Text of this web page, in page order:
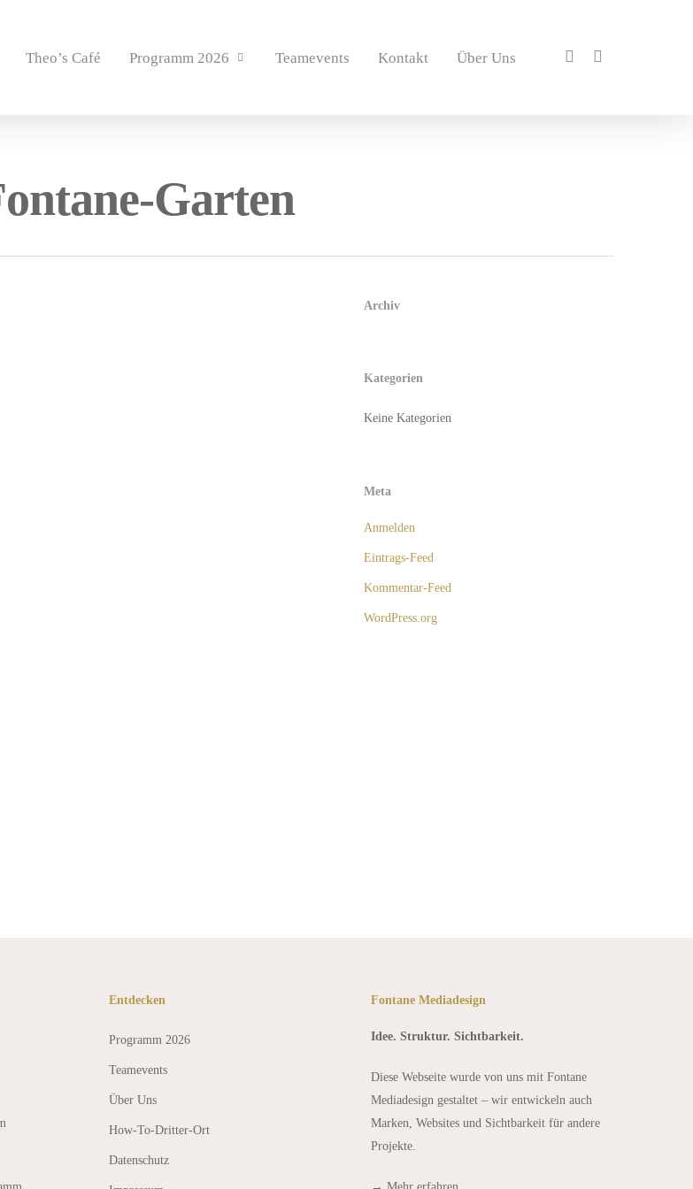
Theo’s Café Programm 2026 Teamevents Kontakt Über Uns
Garten
Archiv
Kategorien
Keine Kategorien
Meta
Anmelden
Eintrags-Feed
Kommentar-Feed
WordPress.org
Entdecken
Programm 2026
Teamevents
Über Uns
How-To-Dritter-Ort
Datenschutz
Fontane Mediadesign
Idee. Struktur. Sichtbarkeit.
Diese Webseite wurde von uns mit Fontane
Mediadesign gestaltet – wir entwickeln auch
Marken, Websites und Sichtbarkeit für andere
Projekte.